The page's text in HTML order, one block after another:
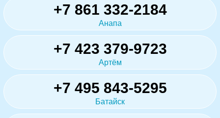
+7 861 332-2184
Анапа
+7 423 379-9723
Артём
+7 495 843-5295
Батайск